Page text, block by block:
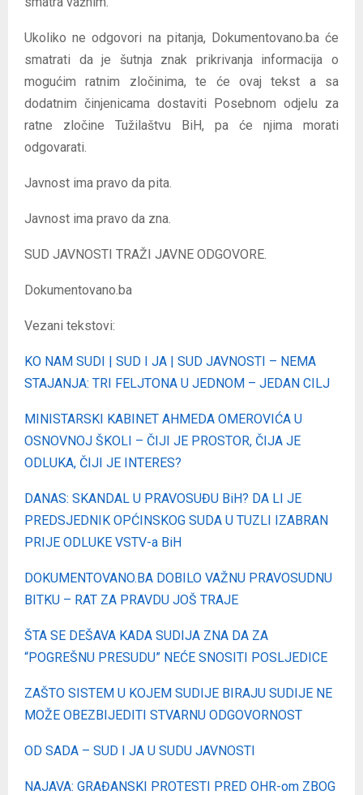
Ukoliko ne odgovori na pitanja, Dokumentovano.ba će
smatrati da je šutnja znak prikrivanja informacija o
mogućim ratnim zločinima, te će ovaj tekst a sa
dodatnim činjenicama dostaviti Posebnom odjelu za
ratne zločine Tužilaštvu BiH, pa će njima morati
odgovarati.
Javnost ima pravo da pita.
Javnost ima pravo da zna.
SUD JAVNOSTI TRAŽI JAVNE ODGOVORE.
Dokumentovano.ba
Vezani tekstovi:
KO NAM SUDI | SUD I JA | SUD JAVNOSTI – NEMA
STAJANJA: TRI FELJTONA U JEDNOM – JEDAN CILJ
MINISTARSKI KABINET AHMEDA OMEROVIĆA U
OSNOVNOJ ŠKOLI – ČIJI JE PROSTOR, ČIJA JE
ODLUKA, ČIJI JE INTERES?
DANAS: SKANDAL U PRAVOSUĐU BiH? DA LI JE
PREDSJEDNIK OPĆINSKOG SUDA U TUZLI IZABRAN
PRIJE ODLUKE VSTV-a BiH
DOKUMENTOVANO.BA DOBILO VAŽNU PRAVOSUDNU
BITKU – RAT ZA PRAVDU JOŠ TRAJE
ŠTA SE DEŠAVA KADA SUDIJA ZNA DA ZA
“POGREŠNU PRESUDU” NEĆE SNOSITI POSLJEDICE
ZAŠTO SISTEM U KOJEM SUDIJE BIRAJU SUDIJE NE
MOŽE OBEZBIJEDITI STVARNU ODGOVORNOST
OD SADA – SUD I JA U SUDU JAVNOSTI
NAJAVA: GRAĐANSKI PROTESTI PRED OHR-om ZBOG